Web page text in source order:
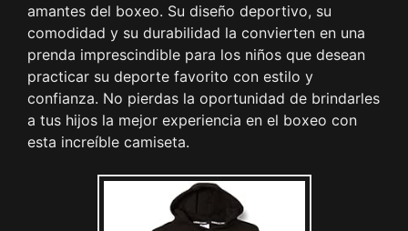
amantes del boxeo. Su diseño deportivo, su
comodidad y su durabilidad la convierten en una
prenda imprescindible para los niños que desean
practicar su deporte favorito con estilo y
confianza. No pierdas la oportunidad de brindarles
a tus hijos la mejor experiencia en el boxeo con
esta increíble camiseta.